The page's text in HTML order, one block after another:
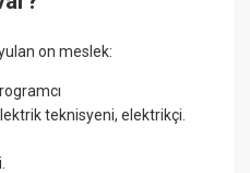
on meslek:
teknisyeni, elektrikçi.